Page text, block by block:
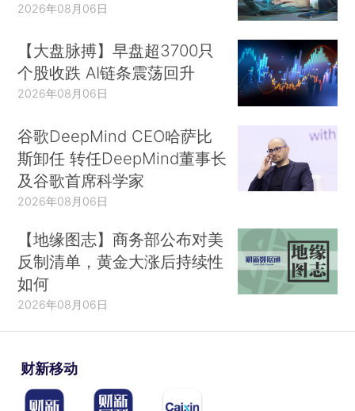
2026年08月06日
【大盘脉搏】早盘超3700只
个股收跌 AI链条震荡回升
2026年08月06日
谷歌DeepMind CEO哈萨比
斯卸任 转任DeepMind董事长
及谷歌首席科学家
2026年08月06日
【地缘图志】商务部公布对美
反制清单，黄金大涨后持续性
如何
2026年08月06日
财新移动